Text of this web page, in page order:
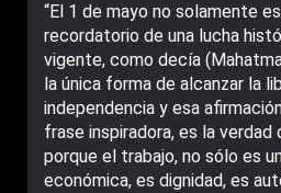
“El 1 de mayo no solamente
recordatorio de una lucha
vigente, como decía
la única forma de alcanzar la
independencia y esa
frase inspiradora, es la
porque el trabajo, no sólo es
económica, es dignidad, es